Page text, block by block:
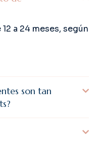
a 24 meses, según
son tan